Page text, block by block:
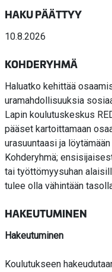
HAKU PÄÄTTYY
10.8.2026
KOHDERYHMÄ
Haluatko kehittää
uramahdollisuuksia
Lapin koulutuskeskus
pääset kartoittamaan
urasuuntaasi ja
Kohderyhmä;
tai työttömyysuhan
tulee olla vähintään
HAKEUTUMINEN
Hakeutuminen
Koulutukseen